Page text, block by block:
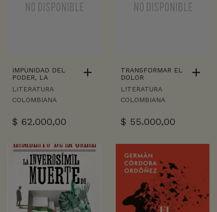
IMPUNIDAD DEL
PODER, LA
LITERATURA
COLOMBIANA
$ 62.000,00
TRANSFORMAR EL
DOLOR
LITERATURA
COLOMBIANA
$ 55.000,00